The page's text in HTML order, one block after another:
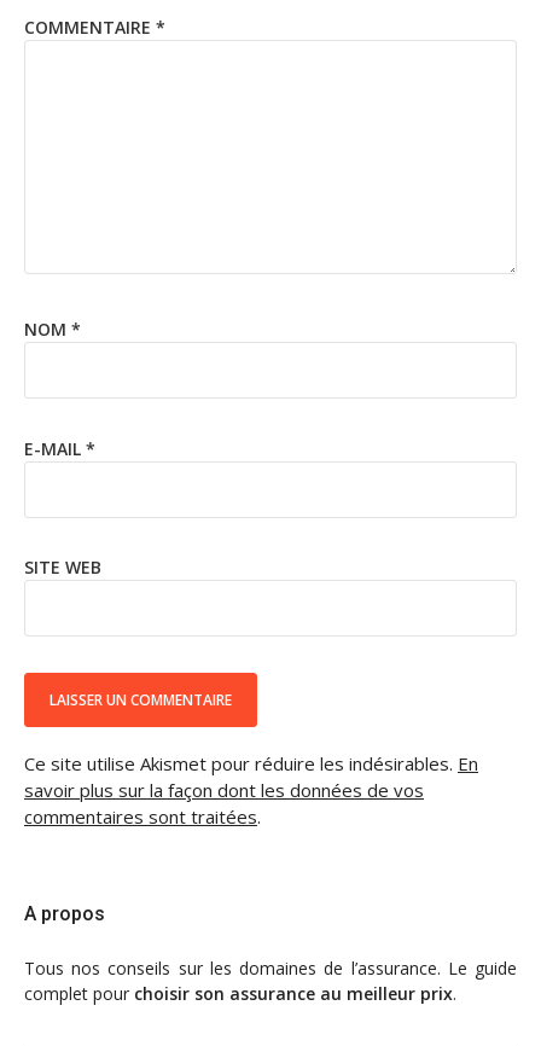
COMMENTAIRE *
NOM *
E-MAIL *
SITE WEB
Ce site utilise Akismet pour réduire les indésirables. En
savoir plus sur la façon dont les données de vos
commentaires sont traitées.
A propos
Tous nos conseils sur les domaines de l’assurance. Le guide
complet pour choisir son assurance au meilleur prix.